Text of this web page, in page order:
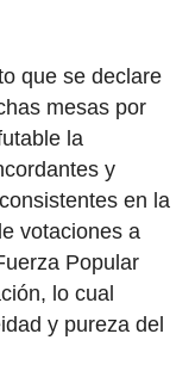
que se declare
mesas por
la
y
en la
votaciones a
Popular
lo cual
y pureza del